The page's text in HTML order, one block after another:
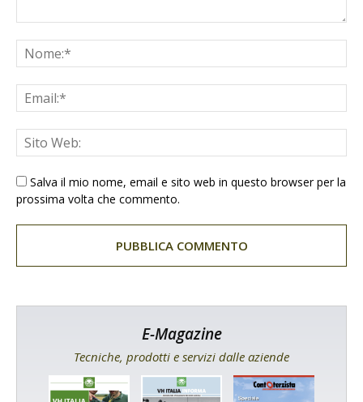
Salva il mio nome, email e sito web in questo browser per la
prossima volta che commento.
E-Magazine
Tecniche, prodotti e servizi dalle aziende